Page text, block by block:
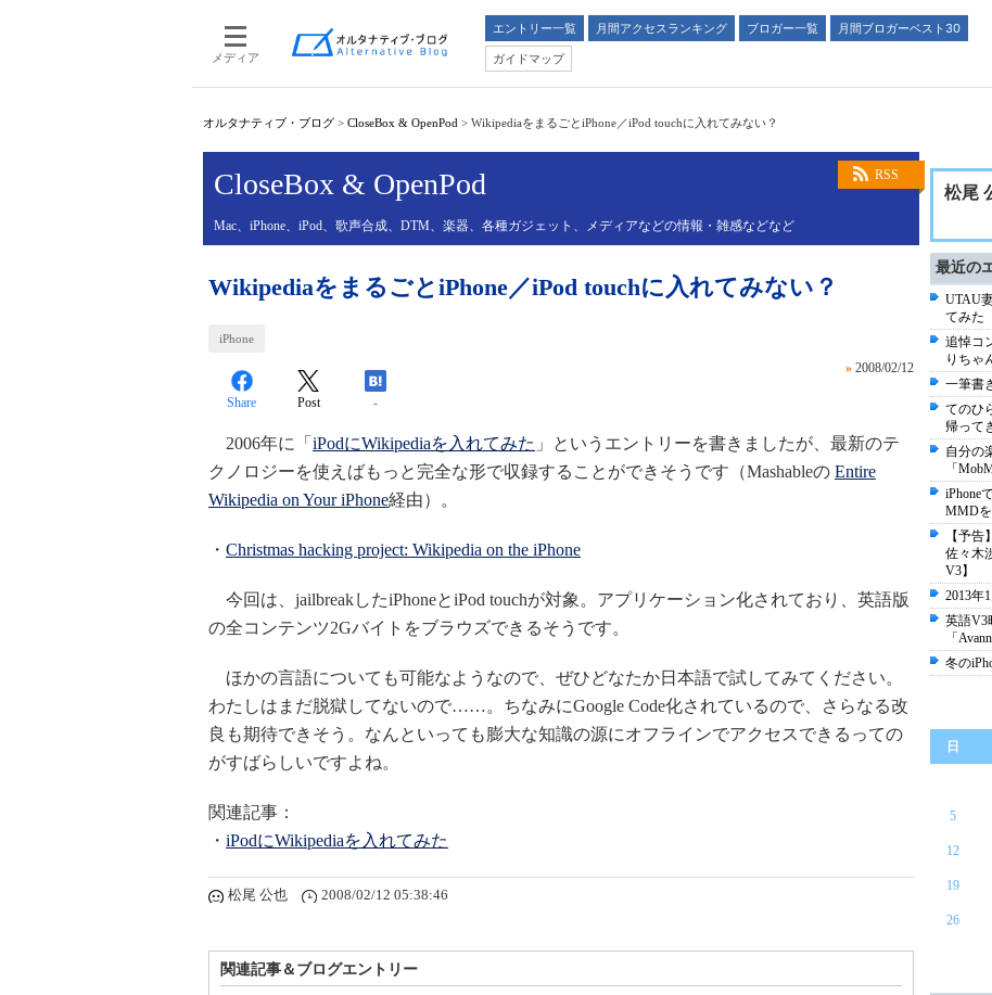
メディア
エントリー一覧 月間アクセスランキング ブロガー一覧
月間ブロガーベスト30
ガイドマップ
オルタナティブ・ブログ > CloseBox & OpenPod > WikipediaをまるごとiPhone／iPod touchに入れてみない？
RSS
CloseBox & OpenPod
Mac、iPhone、iPod、歌声合成、DTM、楽器、各種ガジェット、メディアなどの情報・雑感などなど
WikipediaをまるごとiPhone／iPod touchに入れてみない？
iPhone
» 2008/02/12
Share Post -
2006年に「 iPodにWikipediaを入れてみた 」というエントリーを書きましたが、最新のテ
クノロジーを使えばもっと完全な形で収録することができそうです（Mashableの Entire
Wikipedia on Your iPhone経由）。
・ Christmas hacking project: Wikipedia on the iPhone
今回は、jailbreakしたiPhoneとiPod touchが対象。アプリケーション化されており、英語版
の全コンテンツ2Gバイトをブラウズできるそうです。
ほかの言語についても可能なようなので、ぜひどなたか日本語で試してみてください。
わたしはまだ脱獄してないので……。ちなみにGoogle Code化されているので、さらなる改
良も期待できそう。なんといっても膨大な知識の源にオフラインでアクセスできるっての
がすばらしいですよね。
関連記事：
・ iPodにWikipediaを入れてみた
松尾 公也 2008/02/12 05:38:46
関連記事＆ブログエントリー
松尾
最近の
UTAU
てみた
追悼コ
りちゃ
一筆書
てのひ
帰って
自分の
「
iPhone
MMD
【予
佐々木
V3】
2013年
英語V3
「
冬の
日
5
12
19
26